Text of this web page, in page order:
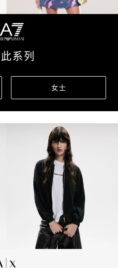
系列
女士